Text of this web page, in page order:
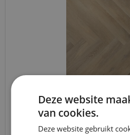
Douwes Dekker - Ambitieus -
04756 (Plak PVC)
BEREIKBAARHEID
In verband met de
Deze website
van cookies.
Deze website gebruikt